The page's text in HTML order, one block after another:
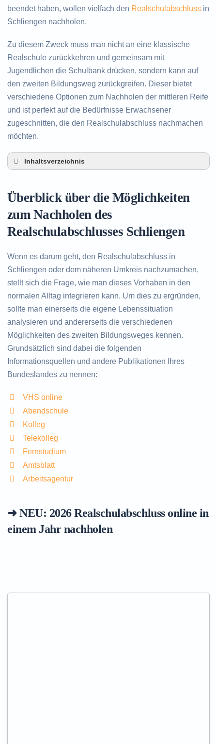
beendet haben, wollen vielfach den Realschulabschluss in
Schliengen nachholen.
Zu diesem Zweck muss man nicht an eine klassische
Realschule zurückkehren und gemeinsam mit
Jugendlichen die Schulbank drücken, sondern kann auf
den zweiten Bildungsweg zurückgreifen. Dieser bietet
verschiedene Optionen zum Nachholen der mittleren Reife
und ist perfekt auf die Bedürfnisse Erwachsener
zugeschnitten, die den Realschulabschluss nachmachen
möchten.
Inhaltsverzeichnis
Alternativen zum nachträglichen Erwerb des
Realschulabschlusses in Schliengen
des Realschulabschlusses
Überblick über die Möglichkeiten
zum Nachholen des
Realschulabschlusses Schliengen
Wenn es darum geht, den Realschulabschluss in
Schliengen oder dem näheren Umkreis nachzumachen,
stellt sich die Frage, wie man dieses Vorhaben in den
normalen Alltag integrieren kann. Um dies zu ergründen,
sollte man einerseits die eigene Lebenssituation
analysieren und andererseits die verschiedenen
Möglichkeiten des zweiten Bildungsweges kennen.
Grundsätzlich sind dabei die folgenden
Informationsquellen und andere Publikationen Ihres
Bundeslandes zu nennen:
VHS online
Abendschule
Kolleg
Telekolleg
Fernstudium
Amtsblatt
Arbeitsagentur
➜ NEU: 2026Realschulabschluss online in
einem Jahr nachholen